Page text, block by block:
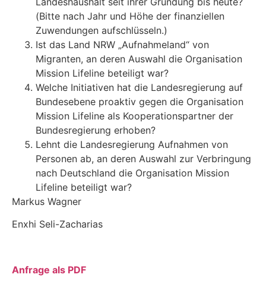
(Bitte nach Jahr und Höhe der finanziellen
Zuwendungen aufschlüsseln.)
Ist das Land NRW „Aufnahmeland“ von
Migranten, an deren Auswahl die Organisation
Mission Lifeline beteiligt war?
Welche Initiativen hat die Landesregierung auf
Bundesebene proaktiv gegen die Organisation
Mission Lifeline als Kooperationspartner der
Bundesregierung erhoben?
Lehnt die Landesregierung Aufnahmen von
Personen ab, an deren Auswahl zur Verbringung
nach Deutschland die Organisation Mission
Lifeline beteiligt war?
Markus Wagner
Enxhi Seli-Zacharias
Anfrage als PDF